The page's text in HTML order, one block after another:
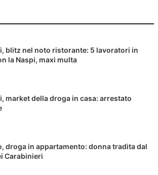
blitz nel noto ristorante: 5 lavoratori in
la Naspi, maxi multa
market della droga in casa: arrestato
droga in appartamento: donna tradita dal
Carabinieri